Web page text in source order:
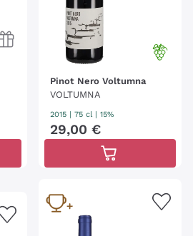
Pinot Nero Voltumna
VOLTUMNA
2015 | 75 cl | 15%
29,00 €